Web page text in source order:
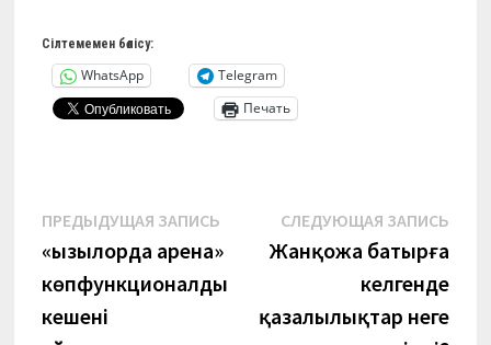
Сілтемемен бөлісу:
WhatsApp
Telegram
Печать
Навигация
по
записям
ПРЕДЫДУЩАЯ ЗАПИСЬПредыдущая
запись:
«Қызылорда арена»
көпфункционалды
кешені
СЛЕДУЮЩАЯ ЗАПИСЬ
Жанқожа батырға
келгенде
қазалылықтар неге